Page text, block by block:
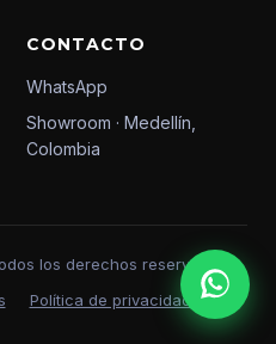
CONTACTO
WhatsApp
Showroom · Medellín,
Colombia
los derechos reservados
Política de privacidad